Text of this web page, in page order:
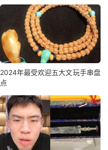
2024年最受欢迎五大文玩手串盘
点